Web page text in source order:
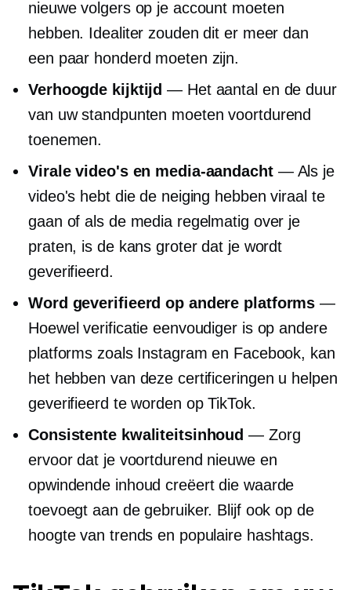
nieuwe volgers op je account moeten
hebben. Idealiter zouden dit er meer dan
een paar honderd moeten zijn.
Verhoogde kijktijd — Het aantal en de duur
van uw standpunten moeten voortdurend
toenemen.
Virale video's en media-aandacht— Als je
video's hebt die de neiging hebben viraal te
gaan of als de media regelmatig over je
praten, is de kans groter dat je wordt
geverifieerd.
Word geverifieerd op andere platforms —
Hoewel verificatie eenvoudiger is op andere
platforms zoals Instagram en Facebook, kan
het hebben van deze certificeringen u helpen
geverifieerd te worden op TikTok.
Consistente kwaliteitsinhoud — Zorg
ervoor dat je voortdurend nieuwe en
opwindende inhoud creëert die waarde
toevoegt aan de gebruiker. Blijf ook op de
hoogte van trends en populaire hashtags.